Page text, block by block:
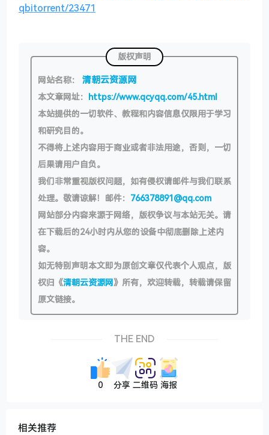
qbitorrent/23471
版权声明
网站名称： 清朝云资源网
本文章网址： https://www.qcyqq.com/45.html
本站提供的一切软件、教程和内容信息仅限用于学习
和研究目的。
不得将上述内容用于商业或者非法用途，否则，一切
后果请用户自负。
我们非常重视版权问题，如有侵权请邮件与我们联系
处理。敬请谅解！邮件： 766378891@qq.com
网站部分内容来源于网络，版权争议与本站无关。请
在下载后的24小时内从您的设备中彻底删除上述内
容。
如无特别声明本文即为原创文章仅代表个人观点，版
权归《清朝云资源网》所有，欢迎转载，转载请保留
原文链接。
THE END
0 分享 二维码 海报
相关推荐